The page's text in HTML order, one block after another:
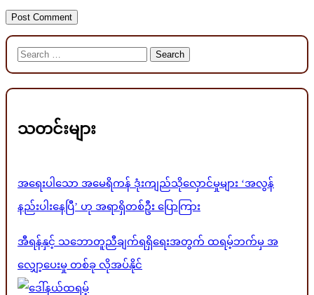
Search
for:
သတင်းများ
အရေးပါသော အမေရိကန် ဒုံးကျည်သိုလှောင်မှုများ ‘အလွန်
နည်းပါးနေပြီ’ ဟု အရာရှိတစ်ဦး ပြောကြား
အီရန်နှင့် သဘောတူညီချက်ရရှိရေးအတွက် ထရမ့်ဘက်မှ အ
လျှော့ပေးမှု တစ်ခု လိုအပ်နိုင်